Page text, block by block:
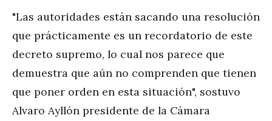
"Las autoridades están sacando una resolución
que prácticamente es un recordatorio de este
decreto supremo, lo cual nos parece que
demuestra que aún no comprenden que tienen
que poner orden en esta situación", sostuvo
Alvaro Ayllón presidente de la Cámara